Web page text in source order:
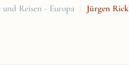
und Reisen - Europa / Jürgen